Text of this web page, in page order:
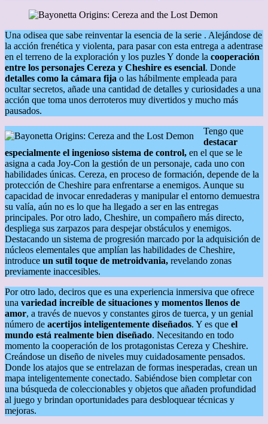
Una odisea que sabe reinventar la esencia de la serie . Alejándose de
la acción frenética y violenta, para pasar con esta entrega a adentrase
en el terreno de la exploración y los puzles Y donde la cooperación
entre los personajes Cereza y Cheshire es esencial. Donde
detalles como la cámara fija o las hábilmente empleada para
ocultar secretos, añade una cantidad de detalles y curiosidades a una
acción que toma unos derroteros muy divertidos y mucho más
pausados.
Tengo que
destacar
especialmente el ingenioso sistema de control, en el que se le
asigna a cada Joy-Con la gestión de un personaje, cada uno con
habilidades únicas. Cereza, en proceso de formación, depende de la
protección de Cheshire para enfrentarse a enemigos. Aunque su
capacidad de invocar enredaderas y manipular el entorno demuestra
su valía, aún no es lo que ha llegado a ser en las entregas
principales. Por otro lado, Cheshire, un compañero más directo,
despliega sus zarpazos para despejar obstáculos y enemigos.
Destacando un sistema de progresión marcado por la adquisición de
núcleos elementales que amplían las habilidades de Cheshire,
introduce un sutil toque de metroidvania, revelando zonas
previamente inaccesibles.
Por otro lado, deciros que es una experiencia inmersiva que ofrece
una variedad increíble de situaciones y momentos llenos de
amor, a través de nuevos y constantes giros de tuerca, y un genial
número de acertijos inteligentemente diseñados. Y es que el
mundo está realmente bien diseñado. Necesitando en todo
momento la cooperación de los protagonistas Cereza y Cheshire.
Creándose un diseño de niveles muy cuidadosamente pensados.
Donde los atajos que se entrelazan de formas inesperadas, crean un
mapa inteligentemente conectado. Sabiéndose bien completar con
una búsqueda de coleccionables y objetos que añaden profundidad
al juego y brindan oportunidades para desbloquear técnicas y
mejoras.